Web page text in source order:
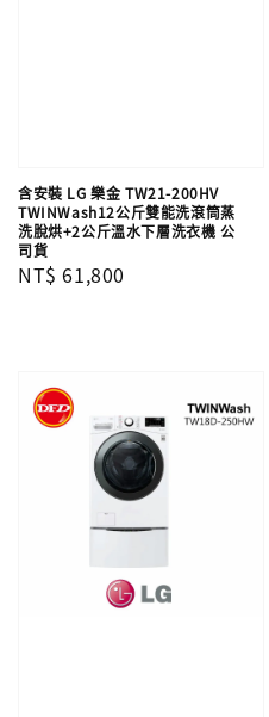
含安裝 LG 樂金 TW21-200HV
TWINWash12公斤雙能洗滾筒蒸
洗脫烘+2公斤溫水下層洗衣機 公
司貨
Regular
NT$ 61,800